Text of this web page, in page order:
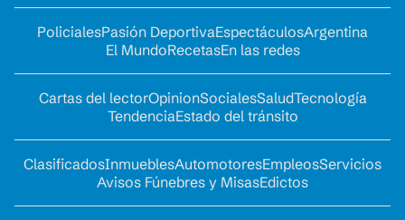
PolicialesPasión DeportivaEspectáculosArgentina
El MundoRecetasEn las redes
Cartas del lectorOpinionSocialesSaludTecnología
TendenciaEstado del tránsito
ClasificadosInmueblesAutomotoresEmpleosServicios
Avisos Fúnebres y MisasEdictos